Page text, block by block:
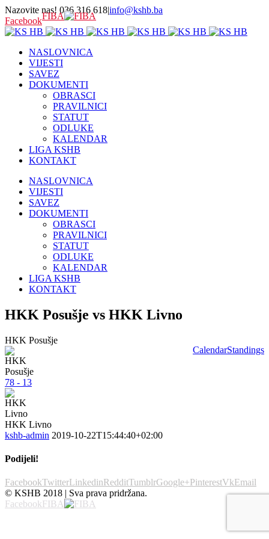
Nazovite nas! 036 316 618|info@kshb.ba
FacebookFIBA
NASLOVNICA
VIJESTI
SAVEZ
DOKUMENTI
OBRASCI
PRAVILNICI
STATUT
ODLUKE
KALENDAR
LIGA KSHB
KONTAKT
NASLOVNICA
VIJESTI
SAVEZ
DOKUMENTI
OBRASCI
PRAVILNICI
STATUT
ODLUKE
KALENDAR
LIGA KSHB
KONTAKT
HKK Posušje vs HKK Livno
CalendarStandings
HKK Posušje
78 - 13
HKK Livno
kshb-admin 2019-10-22T15:44:40+02:00
Podijeli!
FacebookTwitterLinkedinRedditTumblrGoogle+PinterestVkEmail
© KSHB 2018 | Sva prava pridržana.
FacebookFIBA